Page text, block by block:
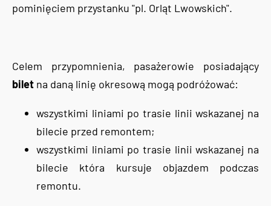
pominięciem przystanku "pl. Orląt Lwowskich".
Celem przypomnienia, pasażerowie posiadający
bilet na daną linię okresową mogą podróżować:
wszystkimi liniami po trasie linii wskazanej na
bilecie przed remontem;
wszystkimi liniami po trasie linii wskazanej na
bilecie która kursuje objazdem podczas
remontu.